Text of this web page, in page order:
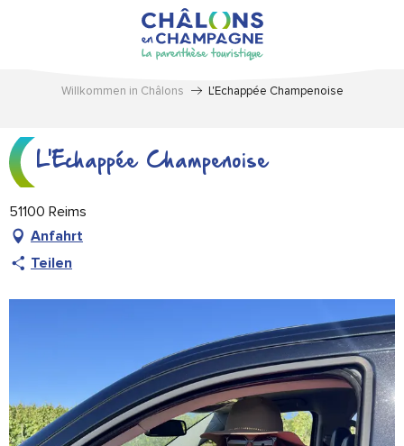
Willkommen in Châlons L'Echappée Champenoise
L'Echappée Champenoise
51100 Reims
Anfahrt
Teilen